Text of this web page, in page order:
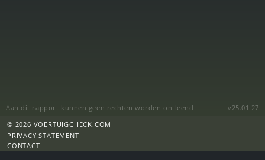
Aan dit rapport kunnen geen rechten worden ontleend
v25.01.27
© 2026 VOERTUIGCHECK.COM
PRIVACY STATEMENT
CONTACT